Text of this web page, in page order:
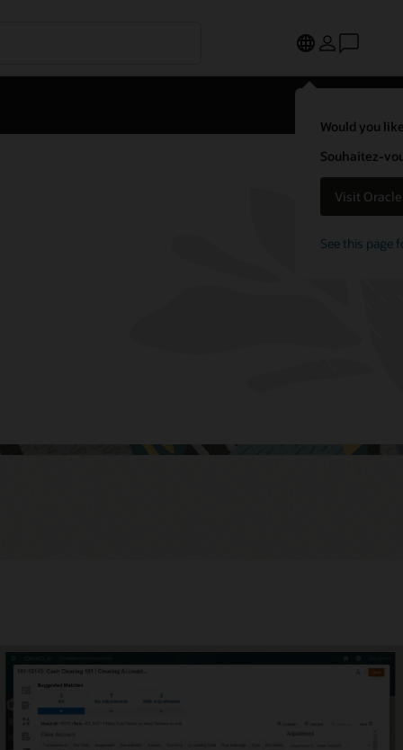
Would you
Souhaitez-
Visit
See this page
les rapprochements intersociétés
pas de temps à effectuer manuellement les rapprochements
; les automatiser permet d’augmenter la précision et de gagner